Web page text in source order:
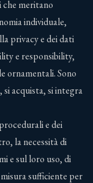
che meritano
individuale,
privacy e dei dati
e responsibility,
ornamentali. Sono
acquista, si integra
e dei
la necessità di
e sul loro uso, di
sufficiente per